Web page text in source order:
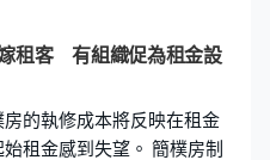
鑿開牆壁，看它有沒有防
不過現在我覺得應盡量簡
，究竟程度要去到怎樣，
推出實務指引
租客 有組織促為租金設
房的執修成本將反映在租金
租金感到失望。 簡樸房制